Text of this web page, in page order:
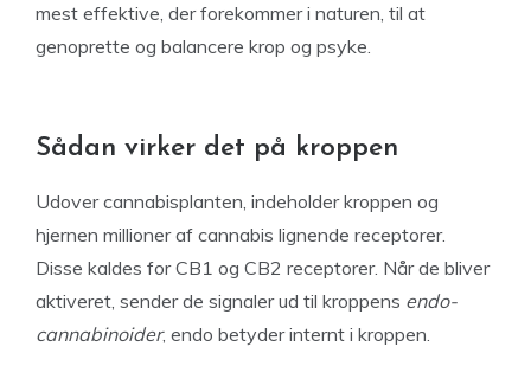
mest effektive, der forekommer i naturen, til at
genoprette og balancere krop og psyke.
Sådan virker det på kroppen
Udover cannabisplanten, indeholder kroppen og
hjernen millioner af cannabis lignende receptorer.
Disse kaldes for CB1 og CB2 receptorer. Når de bliver
aktiveret, sender de signaler ud til kroppens endo-
cannabinoider, endo betyder internt i kroppen.